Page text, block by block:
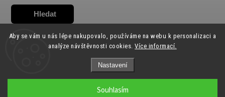
Aby se vám u nás lépe nakupovalo, používáme na webu k personalizaci a
analýze návštěvnosti cookies.Více informací.
Nastavení
Souhlasím
Hledat
Ewena.CZ. Všechna práva vyhrazena.